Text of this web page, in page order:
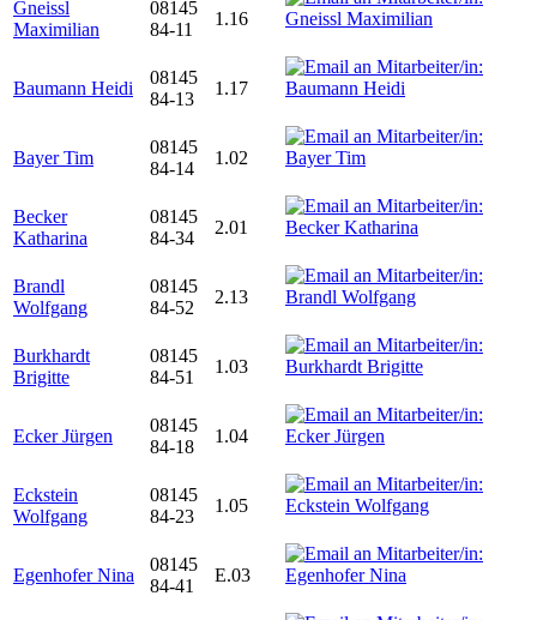
Gneissl
Maximilian
08145
84-11
1.16
Baumann Heidi
08145
84-13
1.17
Bayer Tim
08145
84-14
1.02
Becker
Katharina
08145
84-34
2.01
Brandl
Wolfgang
08145
84-52
2.13
Burkhardt
Brigitte
08145
84-51
1.03
Ecker Jürgen
08145
84-18
1.04
Eckstein
Wolfgang
08145
84-23
1.05
Egenhofer Nina
08145
84-41
E.03